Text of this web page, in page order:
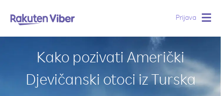
Prijava
Kako pozivati Američki
Djevičanski otoci iz Turska